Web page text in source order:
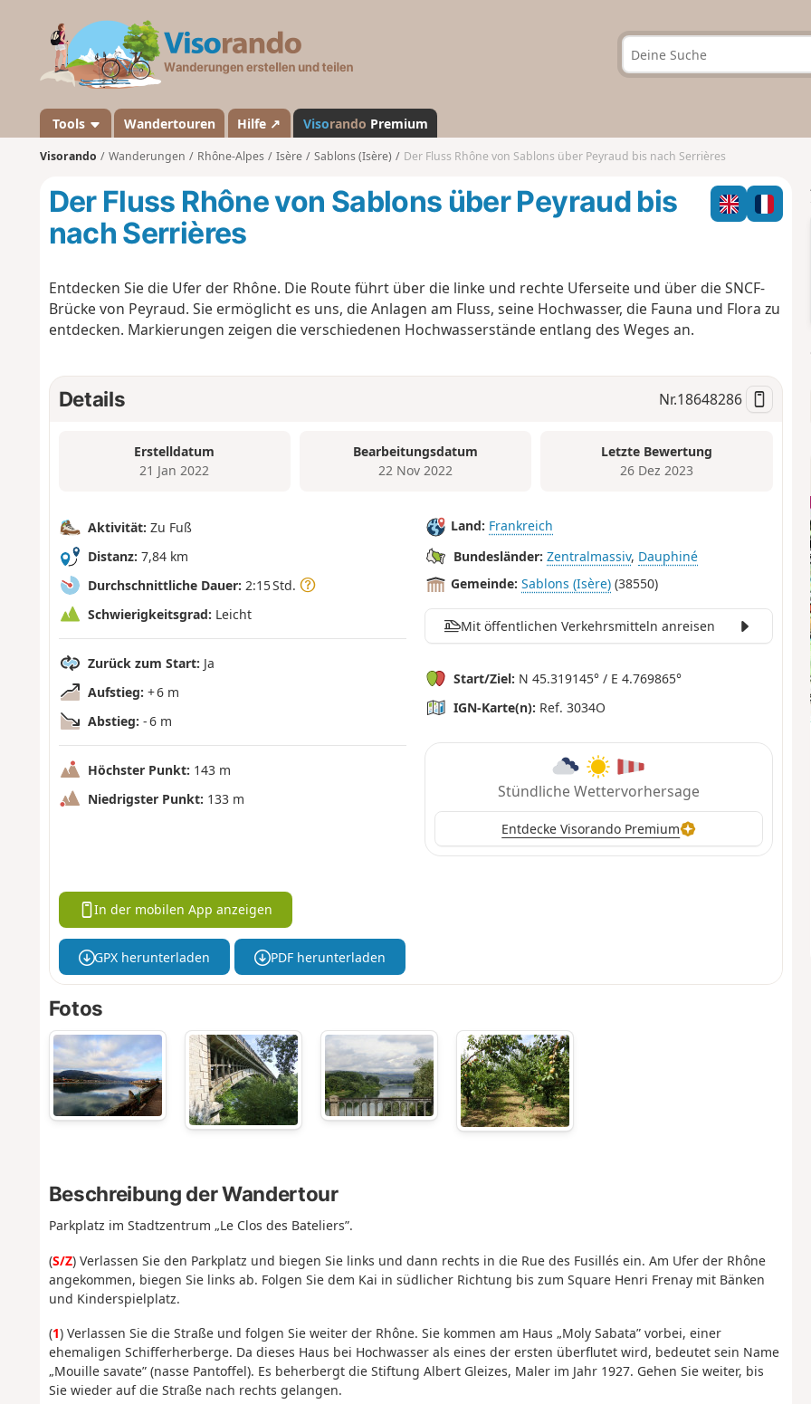
a
n
d
Tools Wandertouren Hilfe ↗ Visorando Premium
Visorando Wanderungen Rhône-Alpes Isère Sablons (Isère) Der Fluss Rhône von Sablons über Peyraud bis nach Serrières
Der Fluss Rhône von Sablons über Peyraud bis
nach Serrières
Entdecken Sie die Ufer der Rhône. Die Route führt über die linke und rechte Uferseite und über die SNCF-
Brücke von Peyraud. Sie ermöglicht es uns, die Anlagen am Fluss, seine Hochwasser, die Fauna und Flora zu
entdecken. Markierungen zeigen die verschiedenen Hochwasserstände entlang des Weges an.
Details Nr.18648286
Erstelldatum
21 Jan 2022
Bearbeitungsdatum
22 Nov 2022
Letzte Bewertung
26 Dez 2023
Aktivität: Zu Fuß
Distanz: 7,84 km
Durchschnittliche Dauer: 2:15 Std.
Schwierigkeitsgrad: Leicht
Zurück zum Start: Ja
Aufstieg: + 6 m
Abstieg: - 6 m
Höchster Punkt: 143 m
Niedrigster Punkt: 133 m
Land: Frankreich
Bundesländer: Zentralmassiv, Dauphiné
Gemeinde: Sablons (Isère) (38550)
Mit öffentlichen Verkehrsmitteln anreisen
Start/Ziel: N 45.319145° / E 4.769865°
IGN-Karte(n): Ref. 3034O
Stündliche Wettervorhersage
Entdecke Visorando Premium
In der mobilen App anzeigen
GPX herunterladen PDF herunterladen
Fotos
Beschreibung der Wandertour
Parkplatz im Stadtzentrum „Le Clos des Bateliers”.
(S/Z) Verlassen Sie den Parkplatz und biegen Sie links und dann rechts in die Rue des Fusillés ein. Am Ufer der Rhône
angekommen, biegen Sie links ab. Folgen Sie dem Kai in südlicher Richtung bis zum Square Henri Frenay mit Bänken
und Kinderspielplatz.
(1) Verlassen Sie die Straße und folgen Sie weiter der Rhône. Sie kommen am Haus „Moly Sabata” vorbei, einer
ehemaligen Schifferherberge. Da dieses Haus bei Hochwasser als eines der ersten überflutet wird, bedeutet sein Name
„Mouille savate” (nasse Pantoffel). Es beherbergt die Stiftung Albert Gleizes, Maler im Jahr 1927. Gehen Sie weiter, bis
Sie wieder auf die Straße nach rechts gelangen.